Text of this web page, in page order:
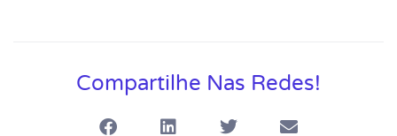
Compartilhe Nas Redes!